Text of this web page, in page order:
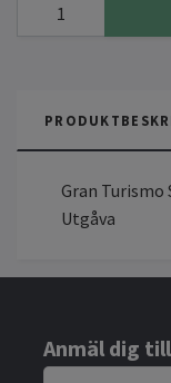
Gran Turismo
Utgåva
Anmäl dig